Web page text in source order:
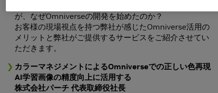
が、なぜOmniverseの開発を始めたのか？
お客様の現場視点を持つ弊社が感じたOmniverse活用の
メリットと弊社がご提供するサービスをご紹介させてい
ただきます。
カラーマネジメントによるOmniverseでの正しい色再現
AI学習画像の精度向上に活用する
株式会社パーチ 代表取締役社長